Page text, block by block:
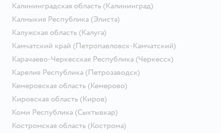
Калининградская область (Калининград)
Калмыкия Республика (Элиста)
Калужская область (Калуга)
Камчатский край (Петропавловск-Камчатский)
Карачаево-Черкесская Республика (Черкесск)
Карелия Республика (Петрозаводск)
Кемеровская область (Кемерово)
Кировская область (Киров)
Коми Республика (Сыктывкар)
Костромская область (Кострома)